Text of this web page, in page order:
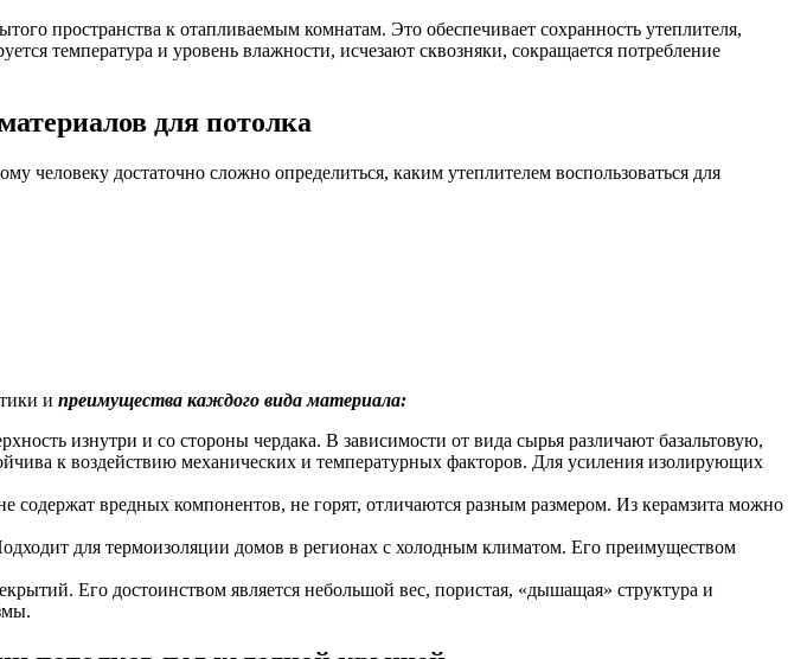
пространства к отапливаемым комнатам. Это обеспечивает сохранность утеплителя,
температура и уровень влажности, исчезают сквозняки, сокращается потребление
для потолка
достаточно сложно определиться, каким утеплителем воспользоваться для
и преимущества каждого вида материала:
изнутри и со стороны чердака. В зависимости от вида сырья различают базальтовую,
к воздействию механических и температурных факторов. Для усиления изолирующих
вредных компонентов, не горят, отличаются разным размером. Из керамзита можно
для термоизоляции домов в регионах с холодным климатом. Его преимуществом
Его достоинством является небольшой вес, пористая, «дышащая» структура и